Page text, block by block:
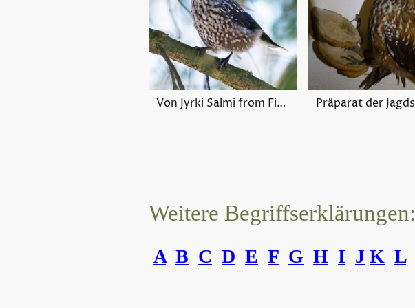
Von Jyrki Salmi from Finland - Nutcracker, CC BY-SA 2.0, https://commons.wikimedia.org/w/index.php?curid=30296596
Weitere Begriffserklärungen:
A B C D E F G H I J K L